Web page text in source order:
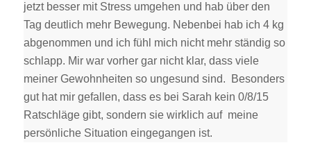
jetzt besser mit Stress umgehen und hab über den
Tag deutlich mehr Bewegung. Nebenbei hab ich 4 kg
abgenommen und ich fühl mich nicht mehr ständig so
schlapp. Mir war vorher gar nicht klar, dass viele
meiner Gewohnheiten so ungesund sind. Besonders
gut hat mir gefallen, dass es bei Sarah kein 0/8/15
Ratschläge gibt, sondern sie wirklich auf meine
persönliche Situation eingegangen ist.